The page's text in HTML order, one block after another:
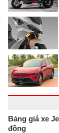
Bảng giá xe
đồng